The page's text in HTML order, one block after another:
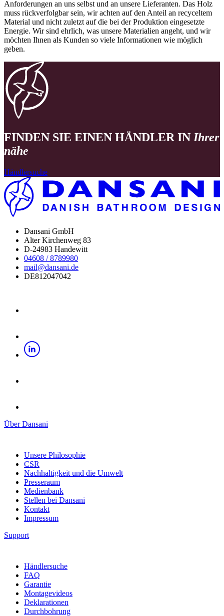
Anforderungen an uns selbst und an unsere Lieferanten. Das Holz
muss rückverfolgbar sein, wir achten auf den Anteil an recyceltem
Material und nicht zuletzt auf die bei der Produktion eingesetzte
Energie. Wir sind ehrlich, was unsere Materialien angeht, und wir
möchten Ihnen als Kunden so viele Informationen wie möglich
geben.
FINDEN SIE EINEN HÄNDLER IN Ihrer
nähe
Händlersuche
Dansani GmbH
Alter Kirchenweg 83
D-24983 Handewitt
04608 / 8789980
mail@dansani.de
DE812047042
Über Dansani
Unsere Philosophie
CSR
Nachhaltigkeit und die Umwelt
Presseraum
Medienbank
Stellen bei Dansani
Kontakt
Impressum
Support
Händlersuche
FAQ
Garantie
Montagevideos
Deklarationen
Durchbohrung